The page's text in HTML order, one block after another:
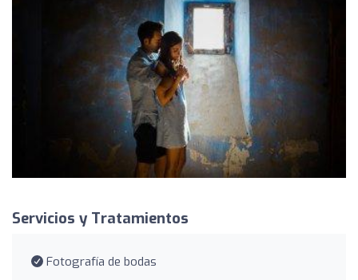
Servicios y Tratamientos
Fotografía de bodas